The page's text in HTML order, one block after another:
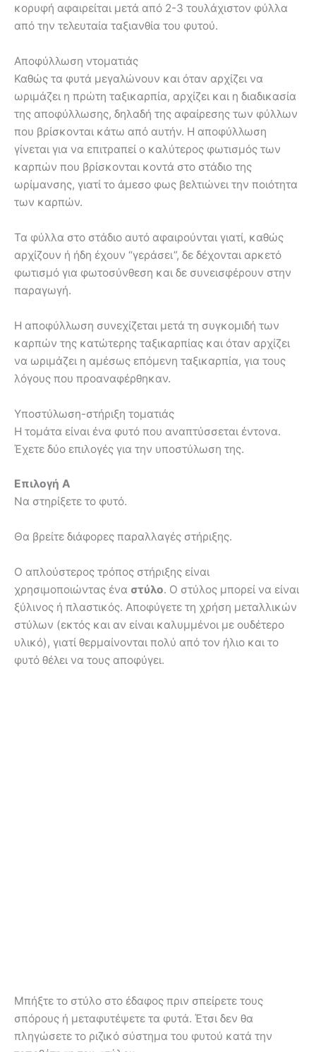
κορυφή αφαιρείται μετά από 2-3 τουλάχιστον φύλλα
από την τελευταία ταξιανθία του φυτού.
Αποφύλλωση ντοματιάς
Καθώς τα φυτά μεγαλώνουν και όταν αρχίζει να
ωριμάζει η πρώτη ταξικαρπία, αρχίζει και η διαδικασία
της αποφύλλωσης, δηλαδή της αφαίρεσης των φύλλων
που βρίσκονται κάτω από αυτήν. Η αποφύλλωση
γίνεται για να επιτραπεί ο καλύτερος φωτισμός των
καρπών που βρίσκονται κοντά στο στάδιο της
ωρίμανσης, γιατί το άμεσο φως βελτιώνει την ποιότητα
των καρπών.
Τα φύλλα στο στάδιο αυτό αφαιρούνται γιατί, καθώς
αρχίζουν ή ήδη έχουν “γεράσει”, δε δέχονται αρκετό
φωτισμό για φωτοσύνθεση και δε συνεισφέρουν στην
παραγωγή.
Η αποφύλλωση συνεχίζεται μετά τη συγκομιδή των
καρπών της κατώτερης ταξικαρπίας και όταν αρχίζει
να ωριμάζει η αμέσως επόμενη ταξικαρπία, για τους
λόγους που προαναφέρθηκαν.
Υποστύλωση-στήριξη τοματιάς
Η τομάτα είναι ένα φυτό που αναπτύσσεται έντονα.
Έχετε δύο επιλογές για την υποστύλωση της.
Επιλογή Α
Να στηρίξετε το φυτό.
Θα βρείτε διάφορες παραλλαγές στήριξης.
Ο απλούστερος τρόπος στήριξης είναι
χρησιμοποιώντας ένα στύλο. Ο στύλος μπορεί να είναι
ξύλινος ή πλαστικός. Αποφύγετε τη χρήση μεταλλικών
στύλων (εκτός και αν είναι καλυμμένοι με ουδέτερο
υλικό), γιατί θερμαίνονται πολύ από τον ήλιο και το
φυτό θέλει να τους αποφύγει.
Μπήξτε το στύλο στο έδαφος πριν σπείρετε τους
σπόρους ή μεταφυτέψετε τα φυτά. Έτσι δεν θα
πληγώσετε το ριζικό σύστημα του φυτού κατά την